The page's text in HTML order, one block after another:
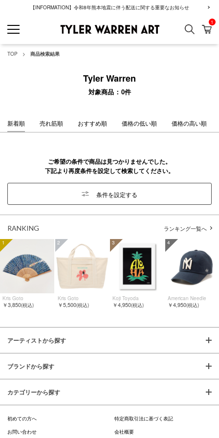
【INFORMATION】令和8年熊本地震に伴う配送に関する重要なお知らせ
GREENROOM
検索 カ
1
TOP 商品検索結果
Tyler Warren
対象商品 0件
新着順 売れ筋順 おすすめ順 価格の低い順 価格の高い順
ご希望の条件で商品は見つかりませんでした。
下記より再度条件を設定して検索してください。
条件を設定する
RANKING ランキング一覧へ
1
Kris Goto
￥3,850(税込)
2
Kris Goto
￥5,500(税込)
3
Koji Toyoda
￥4,950(税込)
4
American Needle
￥4,950(税込)
アーティストから探す
ブランドから探す
カテゴリーから探す
初めての方へ
特定商取引法に基づく表記
お問い合わせ
会社概要